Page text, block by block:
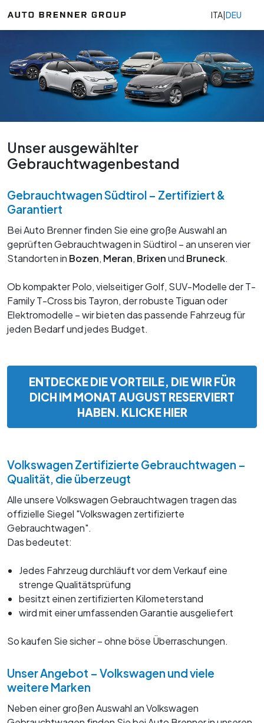
ITA|DEU
Unser ausgewählter
Gebrauchtwagenbestand
Gebrauchtwagen Südtirol – Zertifiziert &
Garantiert
Bei Auto Brenner finden Sie eine große Auswahl an
geprüften Gebrauchtwagen in Südtirol – an unseren vier
Standorten in Bozen, Meran, Brixenund Bruneck.
Ob kompakter Polo, vielseitiger Golf, SUV-Modelle der T-
Family T-Cross bis Tayron, der robuste Tiguan oder
Elektromodelle – wir bieten das passende Fahrzeug für
jeden Bedarf und jedes Budget.
ENTDECKE DIE VORTEILE, DIE WIR FÜR
DICH IM MONAT AUGUST RESERVIERT
HABEN. KLICKE HIER
Volkswagen Zertifizierte Gebrauchtwagen –
Qualität, die überzeugt
Alle unsere Volkswagen Gebrauchtwagen tragen das
offizielle Siegel "Volkswagen zertifizierte
Gebrauchtwagen".
Das bedeutet:
Jedes Fahrzeug durchläuft vor dem Verkauf eine
strenge Qualitätsprüfung
besitzt einen zertifizierten Kilometerstand
wird mit einer umfassenden Garantie ausgeliefert
So kaufen Sie sicher – ohne böse Überraschungen.
Unser Angebot – Volkswagen und viele
weitere Marken
Neben einer großen Auswahl an Volkswagen